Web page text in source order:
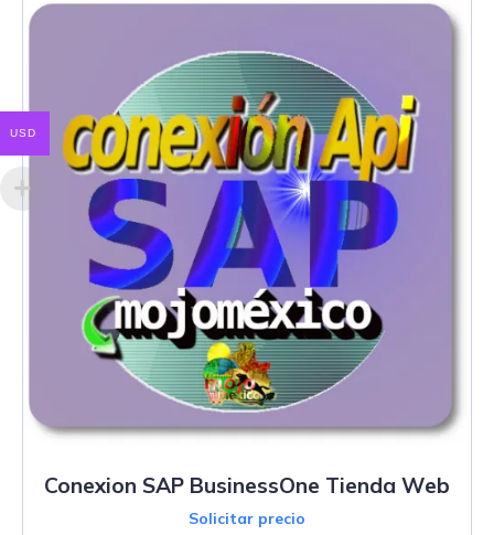
Conexion SAP BusinessOne Tienda Web
Solicitar precio
USD